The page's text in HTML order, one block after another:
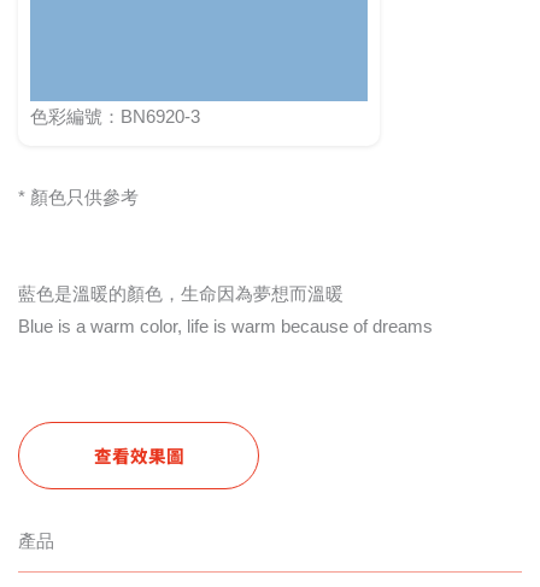
色彩編號：BN6920-3
* 顏色只供參考
藍色是溫暖的顏色，生命因為夢想而溫暖
Blue is a warm color, life is warm because of dreams
查看效果圖
產品